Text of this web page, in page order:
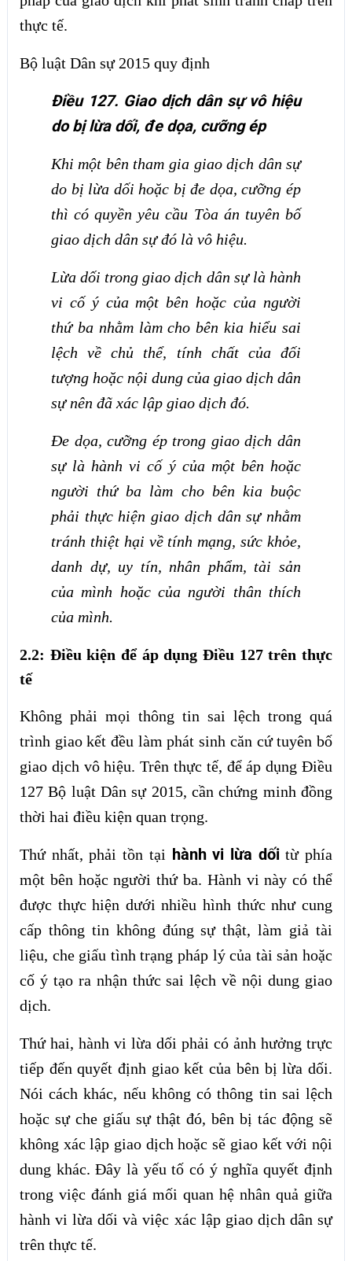
thực tế.
Bộ luật Dân sự 2015 quy định
Điều 127. Giao dịch dân sự vô hiệu
do bị lừa dối, đe dọa, cưỡng ép
Khi một bên tham gia giao dịch dân sự
do bị lừa dối hoặc bị đe dọa, cưỡng ép
thì có quyền yêu cầu Tòa án tuyên bố
giao dịch dân sự đó là vô hiệu.
Lừa dối trong giao dịch dân sự là hành
vi cố ý của một bên hoặc của người
thứ ba nhằm làm cho bên kia hiểu sai
lệch về chủ thể, tính chất của đối
tượng hoặc nội dung của giao dịch dân
sự nên đã xác lập giao dịch đó.
Đe dọa, cưỡng ép trong giao dịch dân
sự là hành vi cố ý của một bên hoặc
người thứ ba làm cho bên kia buộc
phải thực hiện giao dịch dân sự nhằm
tránh thiệt hại về tính mạng, sức khỏe,
danh dự, uy tín, nhân phẩm, tài sản
của mình hoặc của người thân thích
của mình.
2.2: Điều kiện để áp dụng Điều 127 trên thực
tế
Không phải mọi thông tin sai lệch trong quá
trình giao kết đều làm phát sinh căn cứ tuyên bố
giao dịch vô hiệu. Trên thực tế, để áp dụng Điều
127 Bộ luật Dân sự 2015, cần chứng minh đồng
thời hai điều kiện quan trọng.
Thứ nhất, phải tồn tại hành vi lừa dốitừ phía
một bên hoặc người thứ ba. Hành vi này có thể
được thực hiện dưới nhiều hình thức như cung
cấp thông tin không đúng sự thật, làm giả tài
liệu, che giấu tình trạng pháp lý của tài sản hoặc
cố ý tạo ra nhận thức sai lệch về nội dung giao
dịch.
Thứ hai, hành vi lừa dối phải có ảnh hưởng trực
tiếp đến quyết định giao kết của bên bị lừa dối.
Nói cách khác, nếu không có thông tin sai lệch
hoặc sự che giấu sự thật đó, bên bị tác động sẽ
không xác lập giao dịch hoặc sẽ giao kết với nội
dung khác. Đây là yếu tố có ý nghĩa quyết định
trong việc đánh giá mối quan hệ nhân quả giữa
hành vi lừa dối và việc xác lập giao dịch dân sự
trên thực tế.